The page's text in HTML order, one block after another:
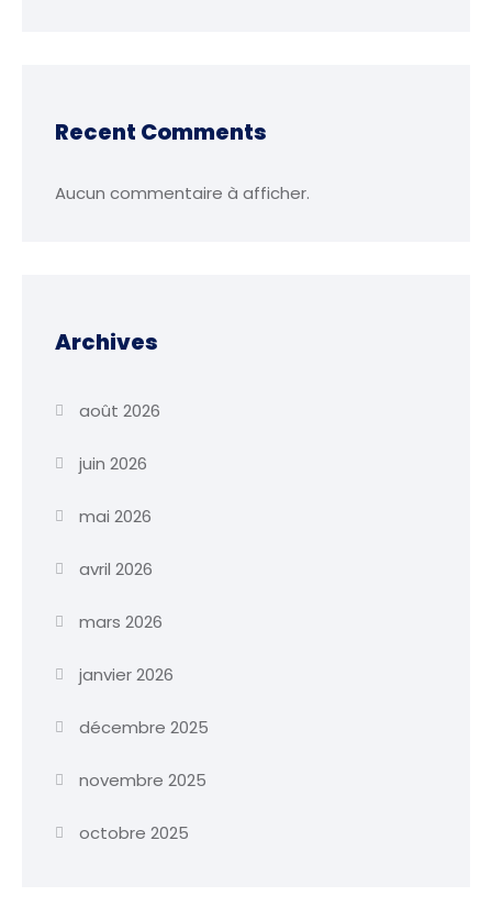
Recent Comments
Aucun commentaire à afficher.
Archives
août 2026
juin 2026
mai 2026
avril 2026
mars 2026
janvier 2026
décembre 2025
novembre 2025
octobre 2025